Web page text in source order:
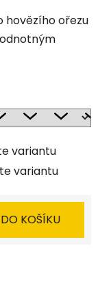
hovězího ořezu
variantu
variantu
DO KOŠÍKU